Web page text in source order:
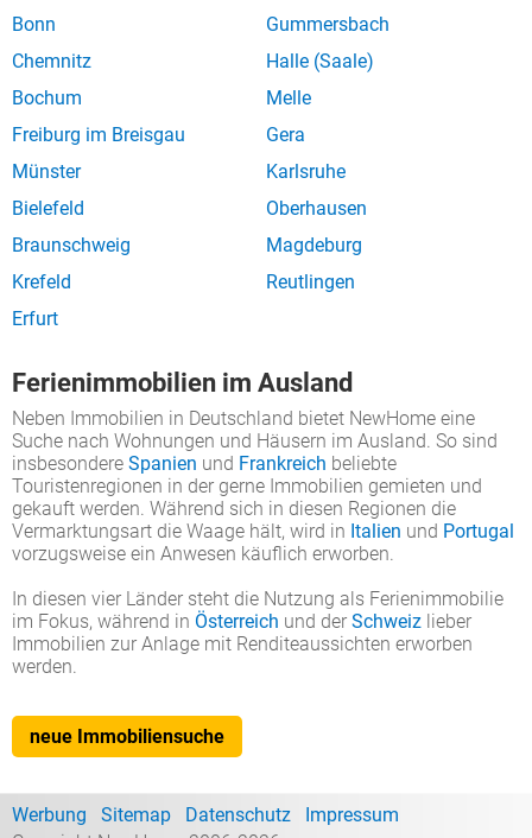
Bonn
Gummersbach
Chemnitz
Halle (Saale)
Bochum
Melle
Freiburg im Breisgau
Gera
Münster
Karlsruhe
Bielefeld
Oberhausen
Braunschweig
Magdeburg
Krefeld
Reutlingen
Erfurt
Ferienimmobilien im Ausland
Neben Immobilien in Deutschland bietet NewHome eine
Suche nach Wohnungen und Häusern im Ausland. So sind
insbesondere Spanien und Frankreich beliebte
Touristenregionen in der gerne Immobilien gemieten und
gekauft werden. Während sich in diesen Regionen die
Vermarktungsart die Waage hält, wird in Italien und Portugal
vorzugsweise ein Anwesen käuflich erworben.
In diesen vier Länder steht die Nutzung als Ferienimmobilie
im Fokus, während in Österreich und der Schweiz lieber
Immobilien zur Anlage mit Renditeaussichten erworben
werden.
neue Immobiliensuche
Werbung Sitemap Datenschutz
Impressum